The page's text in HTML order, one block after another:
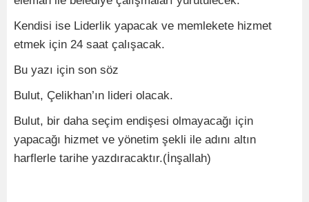
Kendisi ise Liderlik yapacak ve memlekete hizmet
etmek için 24 saat çalışacak.
Bu yazı için son söz
Bulut, Çelikhan’ın lideri olacak.
Bulut, bir daha seçim endişesi olmayacağı için
yapacağı hizmet ve yönetim şekli ile adını altın
harflerle tarihe yazdıracaktır.(İnşallah)